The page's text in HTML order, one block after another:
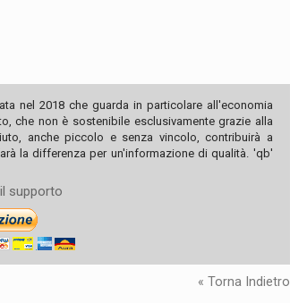
nel 2018 che guarda in particolare all'economia
che non è sostenibile esclusivamente grazie alla
anche piccolo e senza vincolo, contribuirà a
la differenza per un'informazione di qualità. 'qb'
supporto
« Torna Indietro